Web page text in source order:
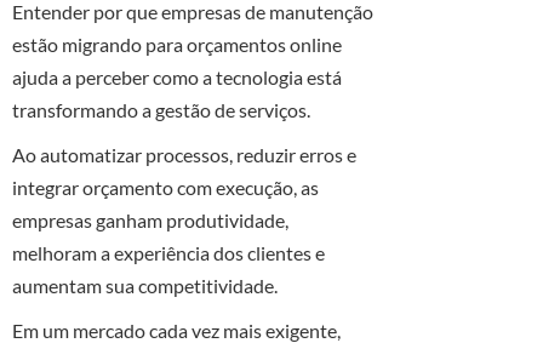
Entender por que empresas de manutenção
estão migrando para orçamentos online
ajuda a perceber como a tecnologia está
transformando a gestão de serviços.
Ao automatizar processos, reduzir erros e
integrar orçamento com execução, as
empresas ganham produtividade,
melhoram a experiência dos clientes e
aumentam sua competitividade.
Em um mercado cada vez mais exigente,